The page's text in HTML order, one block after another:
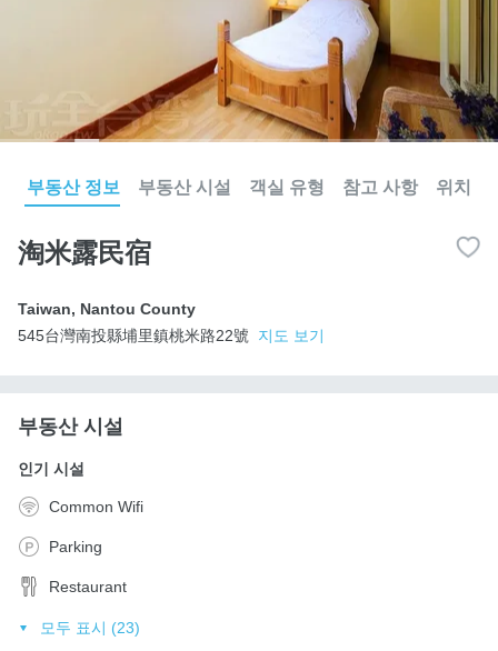
부동산 정보 부동산 시설 객실 유형 참고 사항 위치
淘米露民宿
Taiwan, Nantou County
545台灣南投縣埔里鎮桃米路22號
지도 보기
부동산 시설
인기 시설
Common Wifi
Parking
Restaurant
모두 표시 (23)